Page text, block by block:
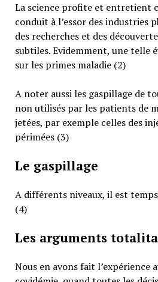
La science profite et entretient
conduit à l’essor des industries
des recherches et des
subtiles. Evidemment, une telle
sur les primes maladie (2)
A noter aussi les gaspillage de
non utilisés par les patients de
jetées, par exemple celles des
périmées (3)
Le gaspillage
A différents niveaux, il est
(4)
Les arguments
Nous en avons fait l’expérience